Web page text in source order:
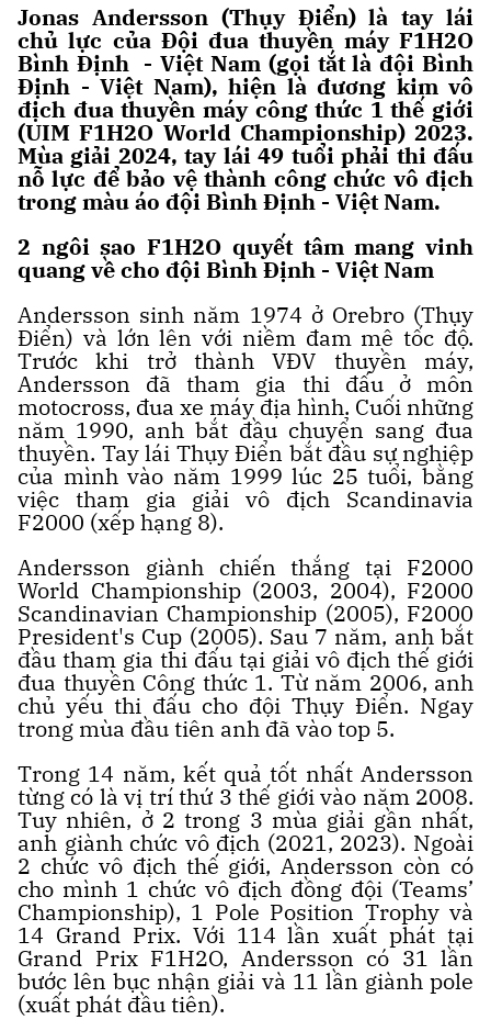
Jonas Andersson (Thụy Điển) là tay lái
chủ lực của Đội đua thuyền máy F1H2O
Bình Định - Việt Nam (gọi tắt là đội Bình
Định - Việt Nam), hiện là đương kim vô
địch đua thuyền máy công thức 1 thế giới
(UIM F1H2O World Championship) 2023.
Mùa giải 2024, tay lái 49 tuổi phải thi đấu
nỗ lực để bảo vệ thành công chức vô địch
trong màu áo đội Bình Định - Việt Nam.
2 ngôi sao F1H2O quyết tâm mang vinh
quang về cho đội Bình Định - Việt Nam
Andersson sinh năm 1974 ở Orebro (Thụy
Điển) và lớn lên với niềm đam mê tốc độ.
Trước khi trở thành VĐV thuyền máy,
Andersson đã tham gia thi đấu ở môn
motocross, đua xe máy địa hình. Cuối những
năm 1990, anh bắt đầu chuyển sang đua
thuyền. Tay lái Thụy Điển bắt đầu sự nghiệp
của mình vào năm 1999 lúc 25 tuổi, bằng
việc tham gia giải vô địch Scandinavia
F2000 (xếp hạng 8).
Andersson giành chiến thắng tại F2000
World Championship (2003, 2004), F2000
Scandinavian Championship (2005), F2000
President's Cup (2005). Sau 7 năm, anh bắt
đầu tham gia thi đấu tại giải vô địch thế giới
đua thuyền Công thức 1. Từ năm 2006, anh
chủ yếu thi đấu cho đội Thụy Điển. Ngay
trong mùa đầu tiên anh đã vào top 5.
Trong 14 năm, kết quả tốt nhất Andersson
từng có là vị trí thứ 3 thế giới vào năm 2008.
Tuy nhiên, ở 2 trong 3 mùa giải gần nhất,
anh giành chức vô địch (2021, 2023). Ngoài
2 chức vô địch thế giới, Andersson còn có
cho mình 1 chức vô địch đồng đội (Teams’
Championship), 1 Pole Position Trophy và
14 Grand Prix. Với 114 lần xuất phát tại
Grand Prix F1H2O, Andersson có 31 lần
bước lên bục nhận giải và 11 lần giành pole
(xuất phát đầu tiên).